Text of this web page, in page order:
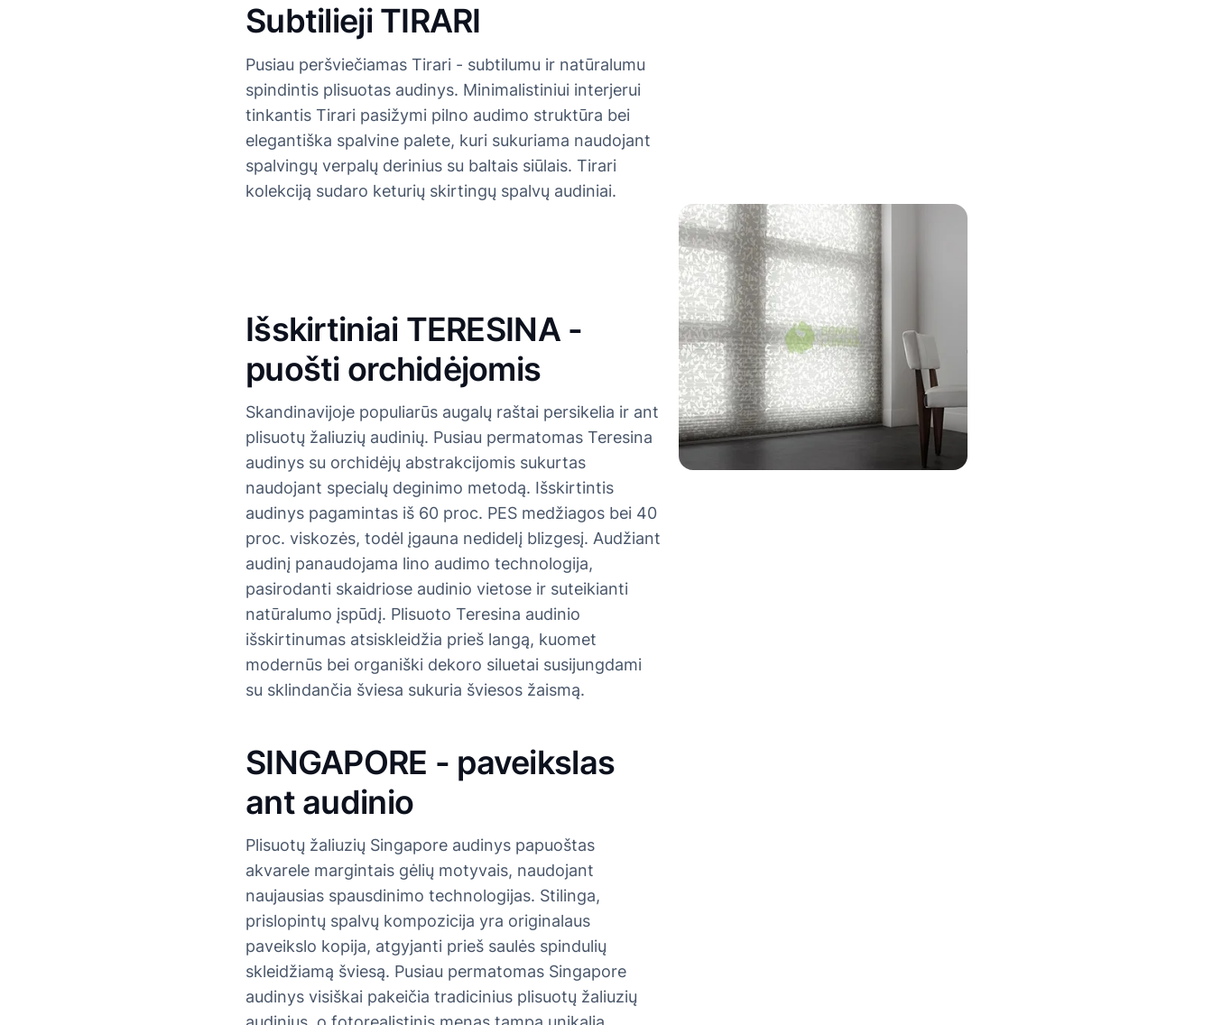
Subtilieji TIRARI
Pusiau peršviečiamas Tirari - subtilumu ir natūralumu
spindintis plisuotas audinys. Minimalistiniui interjerui
tinkantis Tirari pasižymi pilno audimo struktūra bei
elegantiška spalvine palete, kuri sukuriama naudojant
spalvingų verpalų derinius su baltais siūlais. Tirari
kolekciją sudaro keturių skirtingų spalvų audiniai.
Išskirtiniai TERESINA -
puošti orchidėjomis
Skandinavijoje populiarūs augalų raštai persikelia ir ant
plisuotų žaliuzių audinių. Pusiau permatomas Teresina
audinys su orchidėjų abstrakcijomis sukurtas
naudojant specialų deginimo metodą. Išskirtintis
audinys pagamintas iš 60 proc. PES medžiagos bei 40
proc. viskozės, todėl įgauna nedidelį blizgesį. Audžiant
audinį panaudojama lino audimo technologija,
pasirodanti skaidriose audinio vietose ir suteikianti
natūralumo įspūdį. Plisuoto Teresina audinio
išskirtinumas atsiskleidžia prieš langą, kuomet
modernūs bei organiški dekoro siluetai susijungdami
su sklindančia šviesa sukuria šviesos žaismą.
SINGAPORE - paveikslas
ant audinio
Plisuotų žaliuzių Singapore audinys papuoštas
akvarele margintais gėlių motyvais, naudojant
naujausias spausdinimo technologijas. Stilinga,
prislopintų spalvų kompozicija yra originalaus
paveikslo kopija, atgyjanti prieš saulės spindulių
skleidžiamą šviesą. Pusiau permatomas Singapore
audinys visiškai pakeičia tradicinius plisuotų žaliuzių